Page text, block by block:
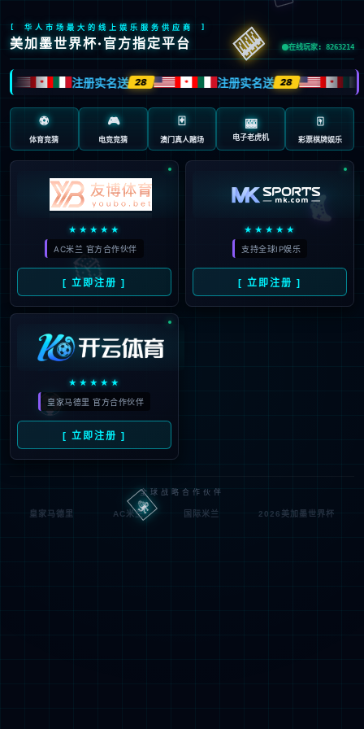
页面错误！请稍后再试～
V5.0.9 { 十年磨一剑-为API开发设计的高性能框架 }